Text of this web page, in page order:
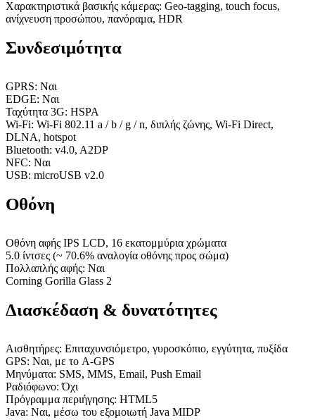
Χαρακτηριστικά βασικής κάμερας: Geo-tagging, touch focus,
ανίχνευση προσώπου, πανόραμα, HDR
Συνδεσιμότητα
GPRS: Ναι
EDGE: Ναι
Ταχύτητα 3G: HSPA
Wi-Fi: Wi-Fi 802.11 a / b / g / n, διπλής ζώνης, Wi-Fi Direct,
DLNA, hotspot
Bluetooth: v4.0, A2DP
NFC: Ναι
USB: microUSB v2.0
Οθόνη
Οθόνη αφής IPS LCD, 16 εκατομμύρια χρώματα
5.0 ίντσες (~ 70.6% αναλογία οθόνης προς σώμα)
Πολλαπλής αφής: Ναι
Corning Gorilla Glass 2
Διασκέδαση & δυνατότητες
Αισθητήρες: Επιταχυνσιόμετρο, γυροσκόπιο, εγγύτητα, πυξίδα
GPS: Ναι, με το A-GPS
Μηνύματα: SMS, MMS, Email, Push Email
Ραδιόφωνο: Όχι
Πρόγραμμα περιήγησης: HTML5
Java: Ναι, μέσω του εξομοιωτή Java MIDP